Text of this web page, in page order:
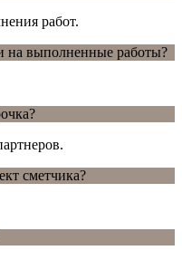
работ.
на выполненные работы?
сметчика?